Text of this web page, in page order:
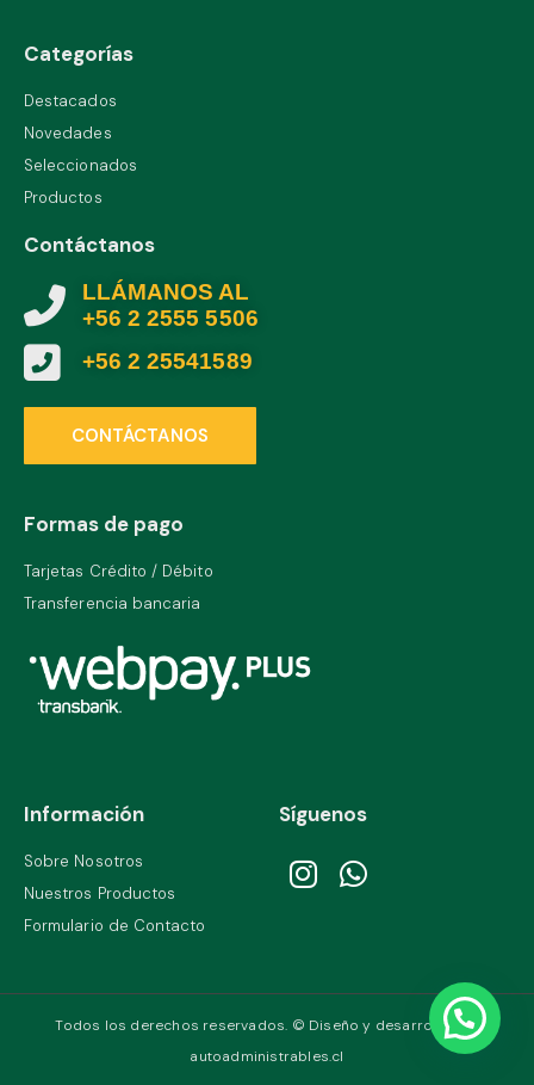
Categorías
Destacados
Novedades
Seleccionados
Productos
Contáctanos
LLÁMANOS AL
+56 2 2555 5506
+56 2 25541589
CONTÁCTANOS
Formas de pago
Tarjetas Crédito / Débito
Transferencia bancaria
Información
Sobre Nosotros
Nuestros Productos
Formulario de Contacto
Síguenos
Todos los derechos reservados. © Diseño y desarrollo por
autoadministrables.cl